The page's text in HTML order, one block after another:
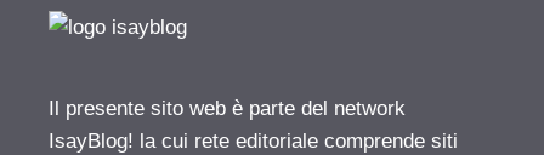
Il presente sito web è parte del network
IsayBlog! la cui rete editoriale comprende siti